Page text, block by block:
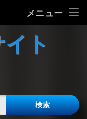
メニュー
ト